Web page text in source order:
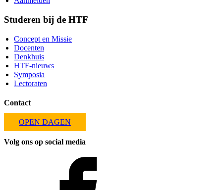
Studeren bij de HTF
Concept en Missie
Docenten
Denkhuis
HTF-nieuws
Symposia
Lectoraten
Contact
OPEN DAGEN
Volg ons op social media